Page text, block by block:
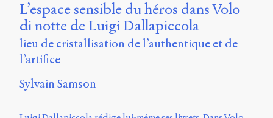
Sherbrooke
Campus
de
Longueuil
Local
12723
L’espace sensible du héros dans Volo
di notte de Luigi Dallapiccola
lieu de cristallisation de l’authentique et de
l’artifice
Sylvain Samson